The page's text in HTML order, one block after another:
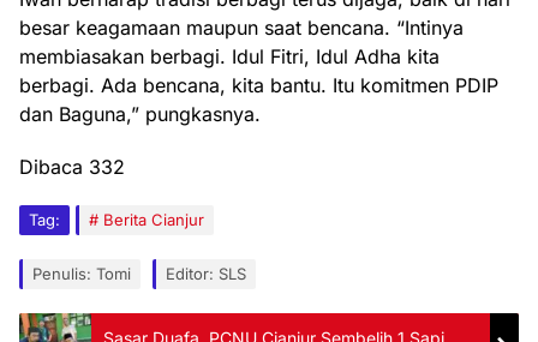
besar keagamaan maupun saat bencana. “Intinya
membiasakan berbagi. Idul Fitri, Idul Adha kita
berbagi. Ada bencana, kita bantu. Itu komitmen PDIP
dan Baguna,” pungkasnya.
Dibaca 332
Tag: Berita Cianjur
Penulis: Tomi Editor: SLS